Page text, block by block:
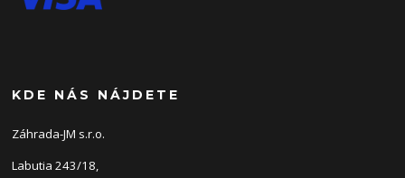
KDE NÁS NÁJDETE
Záhrada-JM s.r.o.
Labutia 243/18,